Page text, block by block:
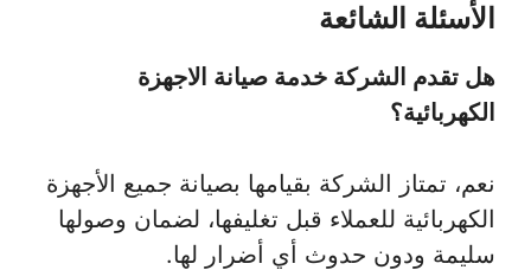
الأسئلة الشائعة
هل تقدم الشركة خدمة صيانة الاجهزة
الكهربائية؟
نعم، تمتاز الشركة بقيامها بصيانة جميع الأجهزة
الكهربائية للعملاء قبل تغليفها، لضمان وصولها
سليمة ودون حدوث أي أضرار لها.